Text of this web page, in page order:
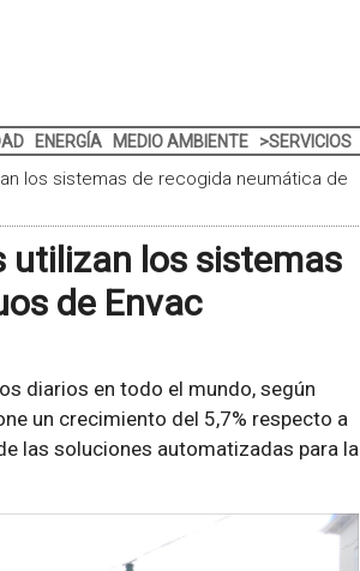
ENERGÍA MEDIO AMBIENTE >SERVICIOS
los sistemas de recogida neumática de
utilizan los sistemas
de Envac
diarios en todo el mundo, según
un crecimiento del 5,7% respecto a
las soluciones automatizadas para la